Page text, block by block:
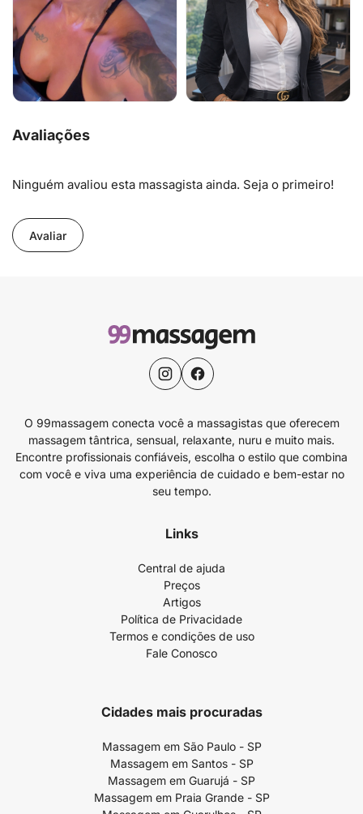
Avaliações
Ninguém avaliou esta massagista ainda. Seja o primeiro!
Avaliar
O 99massagem conecta você a massagistas que oferecem
massagem tântrica, sensual, relaxante, nuru e muito mais.
Encontre profissionais confiáveis, escolha o estilo que combina
com você e viva uma experiência de cuidado e bem-estar no
seu tempo.
Links
Central de ajuda
Preços
Artigos
Política de Privacidade
Termos e condições de uso
Fale Conosco
Cidades mais procuradas
Massagem em São Paulo - SP
Massagem em Santos - SP
Massagem em Guarujá - SP
Massagem em Praia Grande - SP